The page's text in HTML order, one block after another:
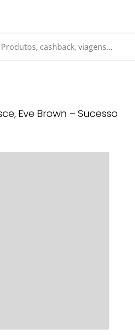
cashback, viagens...
Eve Brown – Sucesso